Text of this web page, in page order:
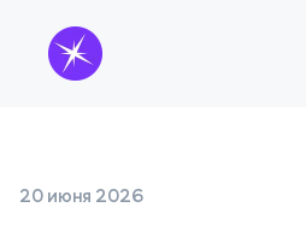
20 июня 2026